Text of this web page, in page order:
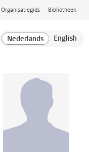
Organisatiegids Bibliotheek